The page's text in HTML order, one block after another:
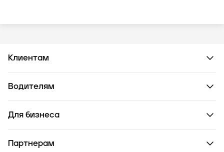
Клиентам
Водителям
Для бизнеса
Партнерам